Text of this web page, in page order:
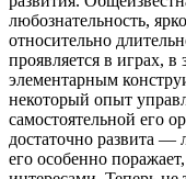
любознательность,
относительно
проявляется в играх,
элементарным
некоторый опыт
самостоятельной его
достаточно развита —
его особенно